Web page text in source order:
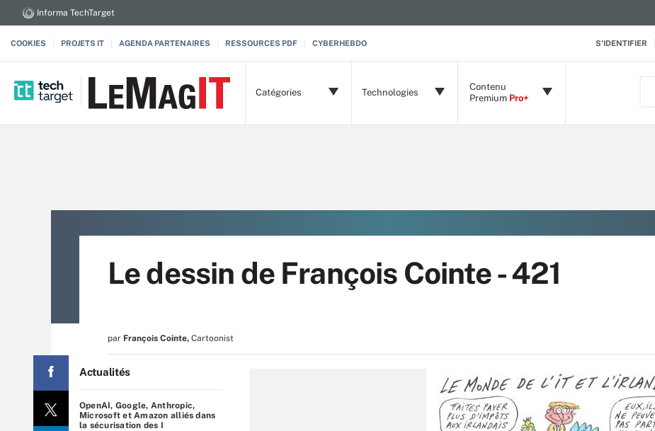
S'IDENTIFIER
Informa TechTarget
COOKIES PROJETS IT AGENDA PARTENAIRES RESSOURCES PDF CYBERHEBDO
Catégories Technologies
Contenu
Premium Pro+
Le dessin de François Cointe - 421
par François Cointe, Cartoonist
Actualités
OpenAI, Google, Anthropic,
Microsoft et Amazon alliés dans
la sécurisation des I